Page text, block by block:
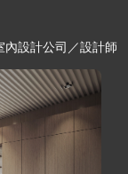
內設計公司／設計師